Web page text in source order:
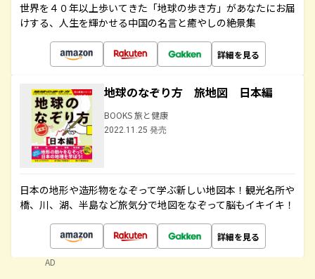
世界を４０年以上歩いてきた「地球の歩き方」があなたにお届
けする、人生を輝かせる中国の名言と癒やしの絶景集
詳細を見る
地球のなぞり方 旅地図 日本編
BOOKS 旅と健康
2022.11.25 発売
日本の地形や造形物をなぞって学ぶ新しい地図本！観光名所や
橋、川、湖、半島など旅気分で地図をなぞって脳もイキイキ！
詳細を見る
AD